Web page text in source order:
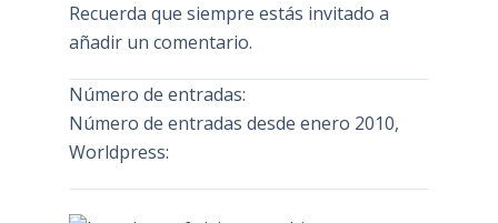
Recuerda que siempre estás invitado a
añadir un comentario.
Número de entradas:
Número de entradas desde enero 2010,
Worldpress: